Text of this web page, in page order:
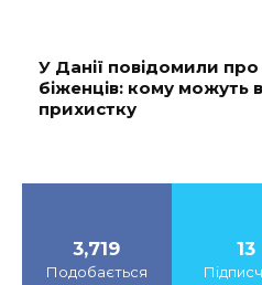
У Данії повідомили
біженців: кому можуть
прихистку
3,719
Подобається
13